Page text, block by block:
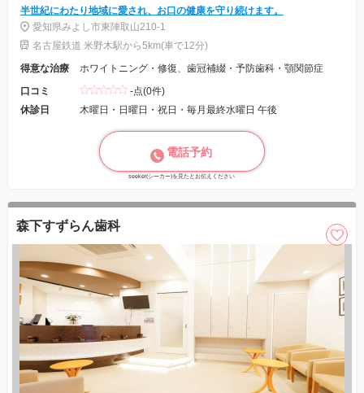
半世紀にわたり地域に愛され、お口の健康を守り続けます。
愛知県みよし市東陣取山210-1
名古屋鉄道 米野木駅から5km(車で12分)
得意な治療
ホワイトニング・修復、歯冠補綴・予防歯科・顎関節症
口コミ
-点(0件)
休診日
木曜日・日曜日・祝日・毎月最終水曜日 午後
電話予約
seeker(シーカー)を見たとお伝えください
森下すずらん歯科